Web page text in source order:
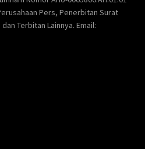
Pers, Penerbitan Surat
Terbitan Lainnya. Email: